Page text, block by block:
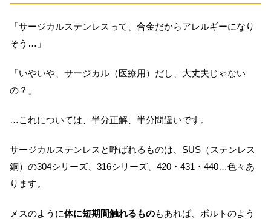
「サージカルステンレスって、合金だからアレルギーになり
そう…」
「いやいや、サージカル（医療用）だし、大丈夫じゃない
の？」
…これについては、半分正解、半分間違いです。
サージカルステンレスと呼ばれるものは、SUS（ステンレス
銅）の304シリーズ、316シリーズ、420・431・440…色々あ
ります。
メスのように体に短期間触れるものもあれば、ボルトのよう